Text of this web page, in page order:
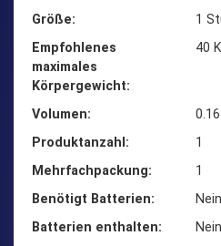
Größe
‎1
Empfohlenes
maximales
Körpergewicht
‎40
Volumen
Produktanzahl
‎1
Mehrfachpackung
‎1
Benötigt Batterien
‎Nein
Batterien enthalten
‎Nein